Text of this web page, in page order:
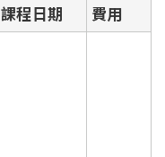
課程日期
費用